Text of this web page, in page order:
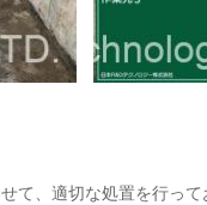
て、適切な処置を行って